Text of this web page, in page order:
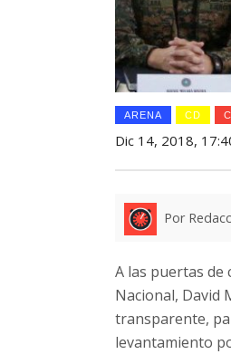
ARENA CD
Dic 14, 2018,
Por
A las puertas de
Nacional, David
transparente,
levantamiento